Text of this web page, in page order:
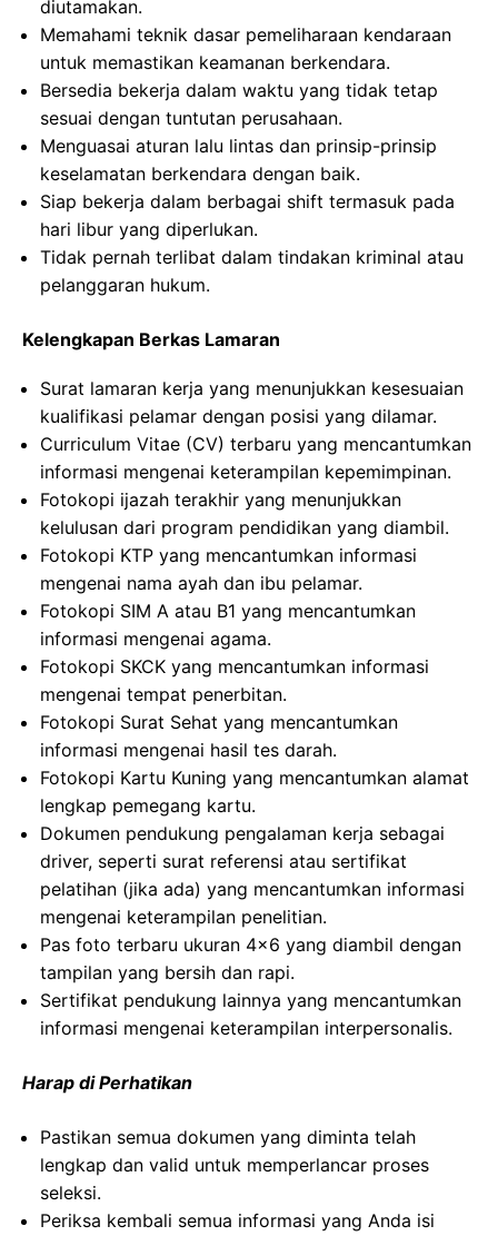
diutamakan.
Memahami teknik dasar pemeliharaan kendaraan
untuk memastikan keamanan berkendara.
Bersedia bekerja dalam waktu yang tidak tetap
sesuai dengan tuntutan perusahaan.
Menguasai aturan lalu lintas dan prinsip-prinsip
keselamatan berkendara dengan baik.
Siap bekerja dalam berbagai shift termasuk pada
hari libur yang diperlukan.
Tidak pernah terlibat dalam tindakan kriminal atau
pelanggaran hukum.
Kelengkapan Berkas Lamaran
Surat lamaran kerja yang menunjukkan kesesuaian
kualifikasi pelamar dengan posisi yang dilamar.
Curriculum Vitae (CV) terbaru yang mencantumkan
informasi mengenai keterampilan kepemimpinan.
Fotokopi ijazah terakhir yang menunjukkan
kelulusan dari program pendidikan yang diambil.
Fotokopi KTP yang mencantumkan informasi
mengenai nama ayah dan ibu pelamar.
Fotokopi SIM A atau B1 yang mencantumkan
informasi mengenai agama.
Fotokopi SKCK yang mencantumkan informasi
mengenai tempat penerbitan.
Fotokopi Surat Sehat yang mencantumkan
informasi mengenai hasil tes darah.
Fotokopi Kartu Kuning yang mencantumkan alamat
lengkap pemegang kartu.
Dokumen pendukung pengalaman kerja sebagai
driver, seperti surat referensi atau sertifikat
pelatihan (jika ada) yang mencantumkan informasi
mengenai keterampilan penelitian.
Pas foto terbaru ukuran 4×6 yang diambil dengan
tampilan yang bersih dan rapi.
Sertifikat pendukung lainnya yang mencantumkan
informasi mengenai keterampilan interpersonalis.
Harap di Perhatikan
Pastikan semua dokumen yang diminta telah
lengkap dan valid untuk memperlancar proses
seleksi.
Periksa kembali semua informasi yang Anda isi